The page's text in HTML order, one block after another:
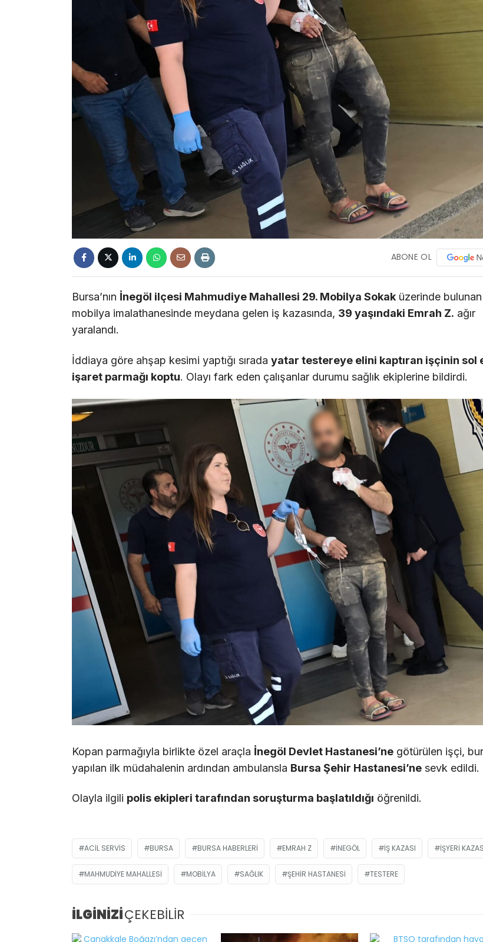
ABONE OL
Bursa’nın İnegöl ilçesi Mahmudiye Mahallesi 29. Mobilya Sokak üzerinde
mobilya imalathanesinde meydana gelen iş kazasında, 39 yaşındaki Emrah Z. ağır
yaralandı.
İddiaya göre ahşap kesimi yaptığı sırada yatar testereye elini kaptıran işçinin sol
işaret parmağı koptu. Olayı fark eden çalışanlar durumu sağlık ekiplerine bildirdi.
Kopan parmağıyla birlikte özel araçla İnegöl Devlet Hastanesi’ne götürülen işçi,
yapılan ilk müdahalenin ardından ambulansla Bursa Şehir Hastanesi’ne sevk edildi.
Olayla ilgili polis ekipleri tarafından soruşturma başlatıldığı öğrenildi.
ACIL SERVIS BURSA BURSA HABERLERI EMRAH Z İNEGÖL IŞ KAZASI İŞYERI
MAHMUDIYE MAHALLESI MOBILYA SAĞLIK ŞEHIR HASTANESI TESTERE
İLGİNİZİÇEKEBİLİR